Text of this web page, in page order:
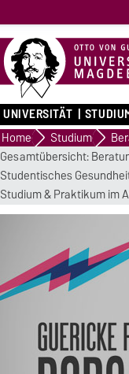
UNIVERSITÄT
Home Studium
Gesamtübersicht:
Studentisches
Studium & Praktikum im